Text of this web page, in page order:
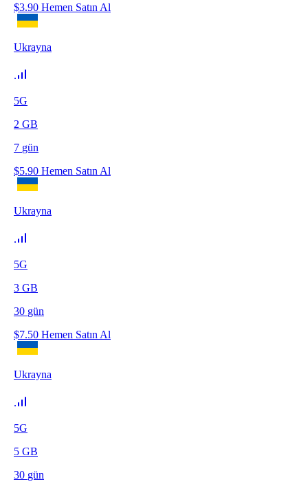
$3.90 Hemen Satın Al
Ukrayna
5G
2 GB
7 gün
$5.90 Hemen Satın Al
Ukrayna
5G
3 GB
30 gün
$7.50 Hemen Satın Al
Ukrayna
5G
5 GB
30 gün